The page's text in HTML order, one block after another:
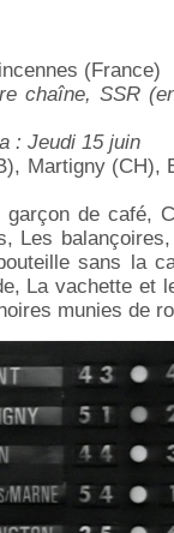
(France)
chaîne, SSR
: Jeudi 15 juin
Martigny (CH),
de café,
Les
sans la
La vachette et
munies de